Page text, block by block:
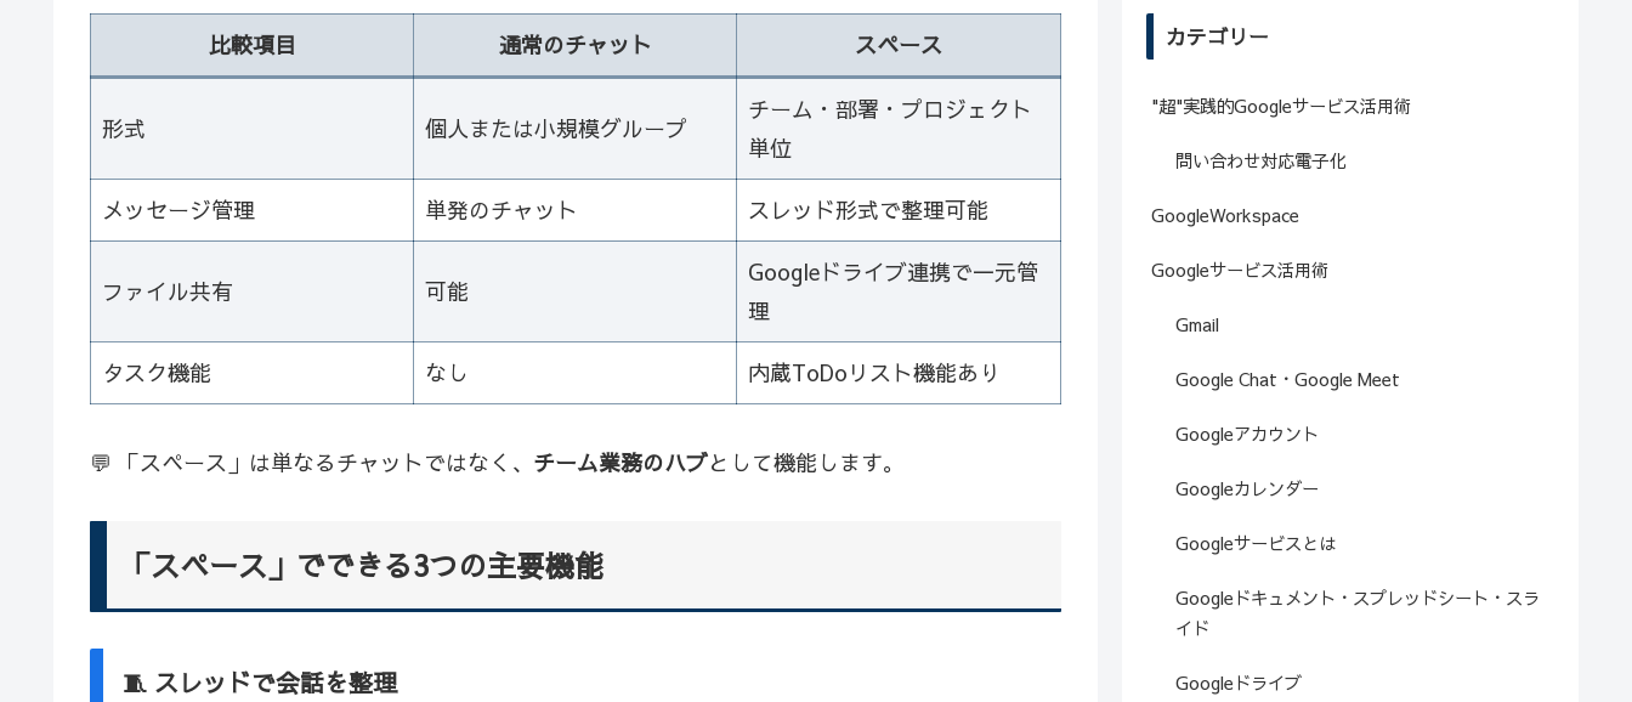
比較項目 通常のチャット スペース
形式 個人または小規模グループ
チーム・部署・プロジェクト
単位
メッセージ管理 単発のチャット スレッド形式で整理可能
ファイル共有 可能
Googleドライブ連携で一元管
理
タスク機能 なし 内蔵ToDoリスト機能あり
💬 「スペース」は単なるチャットではなく、 チーム業務のハブとして機能します。
「スペース」でできる3つの主要機能
🧵 スレッドで会話を整理
カテゴリー
"超"実践的Googleサービス活用術
問い合わせ対応電子化
GoogleWorkspace
Googleサービス活用術
Gmail
Google Chat・Google Meet
Googleアカウント
Googleカレンダー
Googleサービスとは
Googleドキュメント・スプレッドシート・スラ
イド
Googleドライブ